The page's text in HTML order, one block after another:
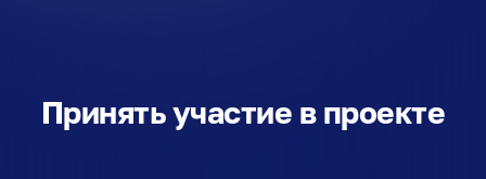
Принять участие в проекте